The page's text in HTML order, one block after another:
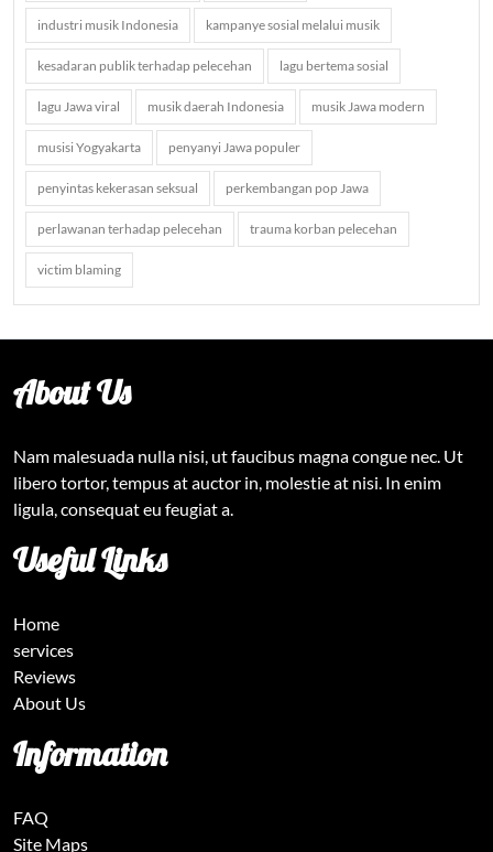
industri musik Indonesia kampanye sosial melalui musik
kesadaran publik terhadap pelecehan lagu bertema sosial
lagu Jawa viral musik daerah Indonesia musik Jawa modern
musisi Yogyakarta penyanyi Jawa populer
penyintas kekerasan seksual perkembangan pop Jawa
perlawanan terhadap pelecehan trauma korban pelecehan
victim blaming
About Us
Nam malesuada nulla nisi, ut faucibus magna congue nec. Ut
libero tortor, tempus at auctor in, molestie at nisi. In enim
ligula, consequat eu feugiat a.
Useful Links
Home
services
Reviews
About Us
Information
FAQ
Site Maps